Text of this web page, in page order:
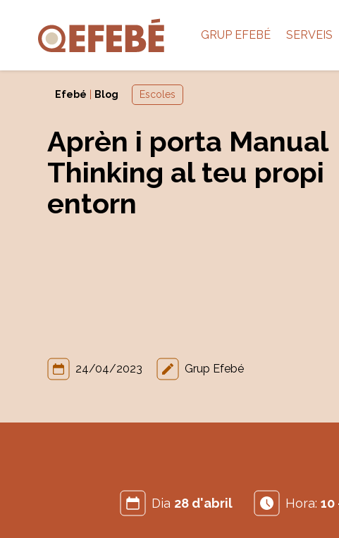
GRUP EFEBÉ SERVEIS
Efebé Blog Escoles
Aprèn i porta Manual
Thinking al teu propi
entorn
24/04/2023 Grup Efebé
Dia 28 d'abril Hora: 10